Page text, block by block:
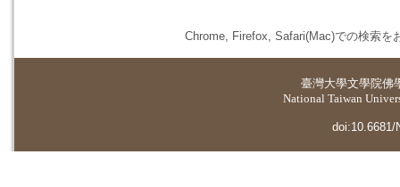
Chrome, Firefox, Safari(Mac)での検索を
臺灣大學文學院佛
National Taiwan
doi:10.6681/